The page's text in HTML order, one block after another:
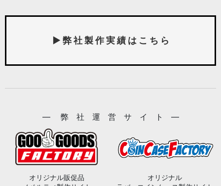
▶ 弊 社 製 作 実 績 は こ ち ら
― 弊 社 運 営 サ イ ト ―
オリジナル販促品
オリジナル